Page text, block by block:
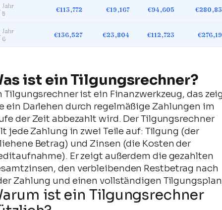
Jahr
5
€113,772 €19,167 €94,605
Jahr
6
€136,527 €23,804 €112,723
Jahr
8
€182,036 €34,030 €148,006
Jahr
9
€204,790 €39,662 €165,128
Jahr
10
€227,544 €45,672 €181,873
Jahr
11
€250,299 €52,084 €198,215
Jahr
12
€214,129
Jahr
ist ein Tilgungsrechner?
Tilgungsrechner ist ein Finanzwerkzeug, das
ein Darlehen durch regelmäßige Zahlungen im
der Zeit abbezahlt wird. Der Tilgungsrechner
jede Zahlung in zwei Teile auf: Tilgung (der
Betrag) und Zinsen (die Kosten der
Er zeigt außerdem die gezahlten
den verbleibenden Restbetrag nach
Zahlung und einen vollständigen
ist ein Tilgungsrechner